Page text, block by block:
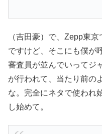
（吉田豪）で、Zepp東
ですけど、そこにも僕が
審査員が並んでいってジ
が行われて、当たり前
な。完全にネタで使われ
し始めて。